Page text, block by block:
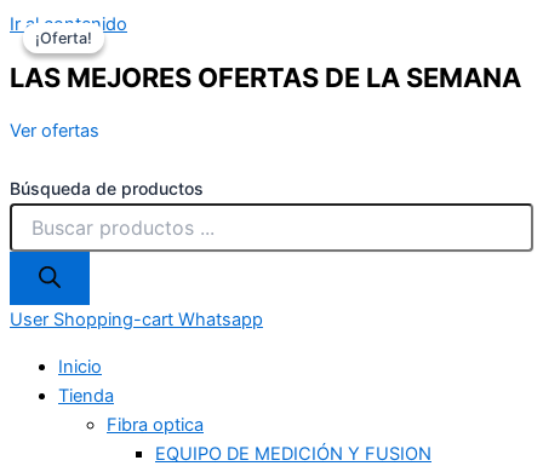
Ir al contenido
LAS MEJORES OFERTAS DE LA SEMANA
Ver ofertas
Búsqueda de productos
User Shopping-cart Whatsapp
Inicio
Tienda
Fibra optica
EQUIPO DE MEDICIÓN Y FUSION
¡Oferta!
¡Oferta!